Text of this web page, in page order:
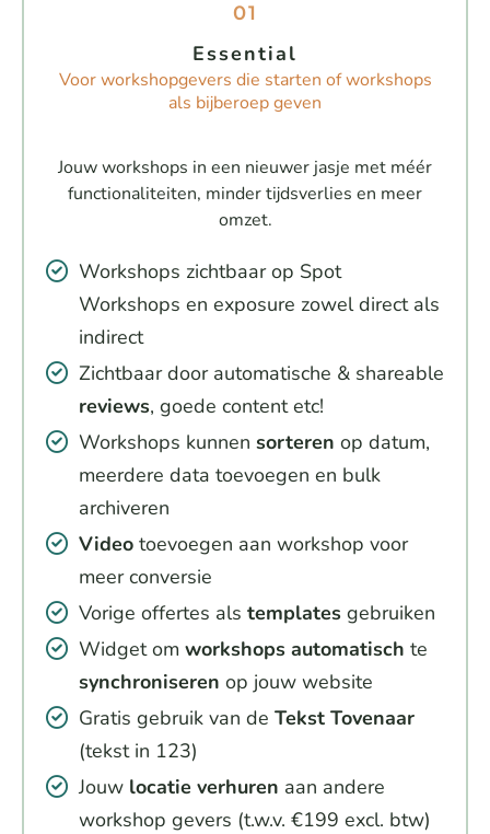
01
Essential
Voor workshopgevers die starten of workshops
als bijberoep geven
Jouw workshops in een nieuwer jasje met méér
functionaliteiten, minder tijdsverlies en meer
omzet.
Workshops zichtbaar op Spot
Workshops en exposure zowel direct als
indirect
Zichtbaar door automatische & shareable
reviews, goede content etc!
Workshops kunnen sorteren op datum,
meerdere data toevoegen en bulk
archiveren
Video toevoegen aan workshop voor
meer conversie
Vorige offertes als templates gebruiken
Widget om workshops automatisch te
synchroniseren op jouw website
Gratis gebruik van de Tekst Tovenaar
(tekst in 123)
Jouw locatie verhuren aan andere
workshop gevers (t.w.v. €199 excl. btw)